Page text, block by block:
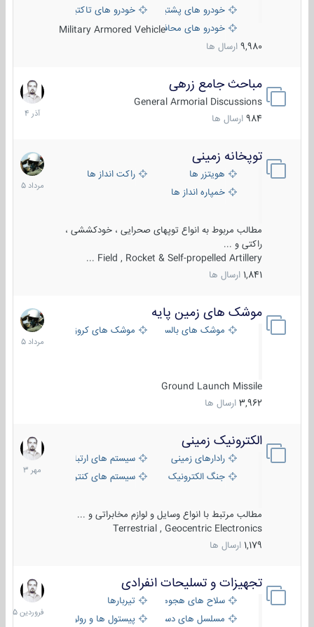
خودرو های پشتیبانی آتش ، شناسایی و ضد تانک
خودرو های تاکتیکی نظامی
خودرو های محافظت شدهMilitary Armored Vehicle
9,980 ارسال ها
مباحث جامع زرهی
General Armorial Discussions
984 ارسال ها
7
آذر
1404
توپخانه زمینی
هویتزر ها
راکت انداز ها
خمپاره انداز ها
مطالب مربوط به انواع توپهای صحرایی ، خودکششی ،
راکتی و ...
Field , Rocket & Self-propelled Artillery ...
1,841 ارسال ها
9
مرداد
1405
موشک های زمین پایه
موشک های بالستیک موشک های کروز
Ground Launch Missile
3,962 ارسال ها
2
مرداد
1405
الکترونیک زمینی
رادارهای زمینی
سیستم های ارتباطی و جمع آوری
جنگ الکترونیک
سیستم های کنترل آتش و تجهیزات
مطالب مرتبط با انواع وسایل و لوازم مخابراتی و ...
Terrestrial , Geocentric Electronics
1,179 ارسال ها
1
مهر
1403
تجهیزات و تسلیحات انفرادی
سلاح های هجومی
تیربارها
مسلسل های دستی
پیستول ها و رولورها
17
فروردین
1405